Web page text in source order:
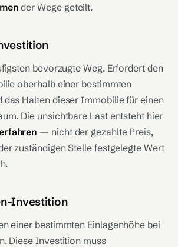
der Wege geteilt.
bevorzugte Weg. Erfordert den
oberhalb einer bestimmten
das Halten dieser Immobilie für einen
Die unsichtbare Last entsteht hier
— nicht der gezahlte Preis,
zuständigen Stelle festgelegte Wert
Investition
einer bestimmten Einlagenhöhe bei
Diese Investition muss